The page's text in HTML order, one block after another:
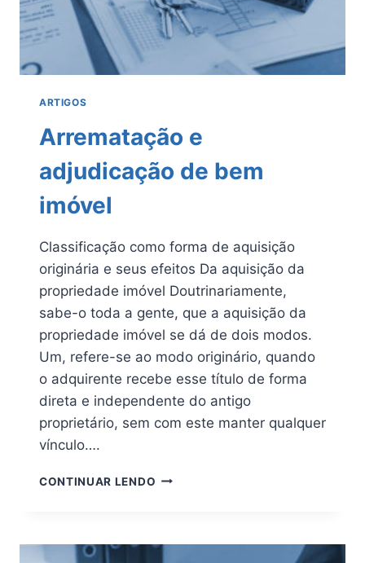
ARTIGOS
Arrematação e
adjudicação de bem
imóvel
Classificação como forma de aquisição
originária e seus efeitos Da aquisição da
propriedade imóvel Doutrinariamente,
sabe-o toda a gente, que a aquisição da
propriedade imóvel se dá de dois modos.
Um, refere-se ao modo originário, quando
o adquirente recebe esse título de forma
direta e independente do antigo
proprietário, sem com este manter qualquer
vínculo….
CONTINUAR LENDO ARREMATAÇÃO
BEM